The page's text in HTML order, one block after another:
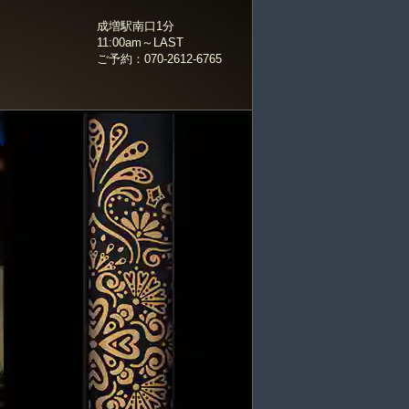
成増駅南口1分
11:00am～LAST
ご予約：070-2612-6765